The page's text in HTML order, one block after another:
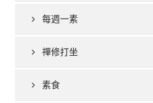
每週一素
禪修打坐
素食